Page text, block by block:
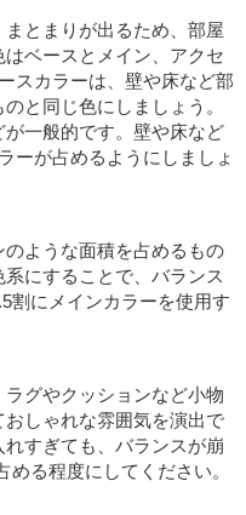
とまりが出るため、部屋
ベースとメイン、アクセ
スカラーは、壁や床など部
と同じ色にしましょう。
一般的です。壁や床など
ーが占めるようにしましょ
ような面積を占めるもの
にすることで、バランス
割にメインカラーを使用す
グやクッションなど小物
しゃれな雰囲気を演出で
すぎても、バランスが崩
る程度にしてください。